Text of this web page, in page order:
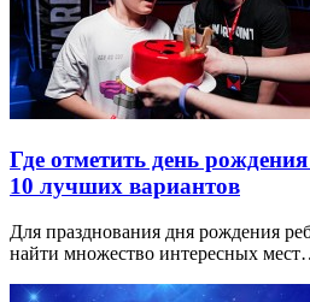
Где отметить день
10 лучших вариантов
Для празднования дня рождения
найти множество интересных